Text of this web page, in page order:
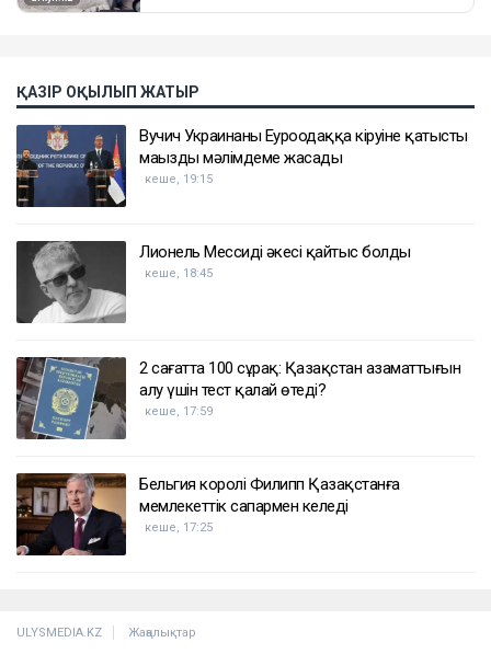
ҚАЗІР ОҚЫЛЫП ЖАТЫР
Вучич Украинаның Еуроодаққа кіруіне қатысты
маңызды мәлімдеме жасады
кеше, 19:15
Лионель Мессидің әкесі қайтыс болды
кеше, 18:45
2 сағатта 100 сұрақ: Қазақстан азаматтығын
алу үшін тест қалай өтеді?
кеше, 17:59
Бельгия королі Филипп Қазақстанға
мемлекеттік сапармен келеді
кеше, 17:25
ULYSMEDIA.KZ Жаңалықтар